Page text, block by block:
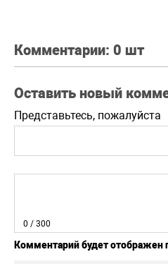
Комментарии: 0 шт
Оставить новый
Представьтесь, пожалуйста
0 / 300
Комментарий будет отображен